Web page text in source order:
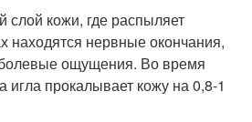
слой кожи, где распыляет
находятся нервные окончания,
ощущения. Во время
игла прокалывает кожу на 0,8-1